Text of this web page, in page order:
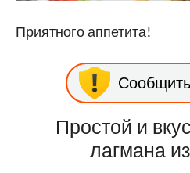
Приятного аппетита!
Простой и
лагмана